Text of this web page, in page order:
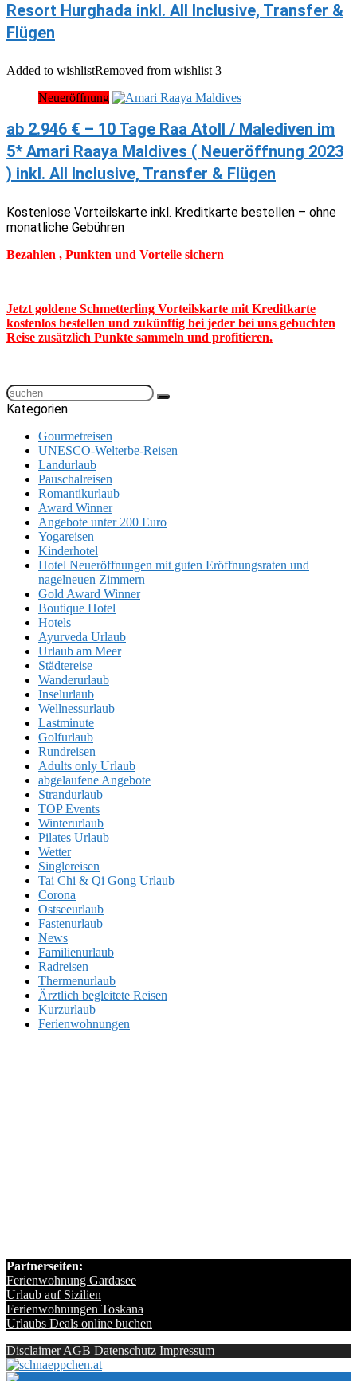
Resort Hurghada inkl. All Inclusive, Transfer &
Flügen
Added to wishlistRemoved from wishlist 3
Neueröffnung
ab 2.946 € – 10 Tage Raa Atoll / Malediven im
5* Amari Raaya Maldives ( Neueröffnung 2023
) inkl. All Inclusive, Transfer & Flügen
Kostenlose Vorteilskarte inkl. Kreditkarte bestellen – ohne
monatliche Gebühren
Bezahlen , Punkten und Vorteile sichern
Jetzt goldene Schmetterling Vorteilskarte mit Kreditkarte
kostenlos bestellen und zukünftig bei jeder bei uns gebuchten
Reise zusätzlich Punkte sammeln und profitieren.
Kategorien
Gourmetreisen
UNESCO-Welterbe-Reisen
Landurlaub
Pauschalreisen
Romantikurlaub
Award Winner
Angebote unter 200 Euro
Yogareisen
Kinderhotel
Hotel Neueröffnungen mit guten Eröffnungsraten und
nagelneuen Zimmern
Gold Award Winner
Boutique Hotel
Hotels
Ayurveda Urlaub
Urlaub am Meer
Städtereise
Wanderurlaub
Inselurlaub
Wellnessurlaub
Lastminute
Golfurlaub
Rundreisen
Adults only Urlaub
abgelaufene Angebote
Strandurlaub
TOP Events
Winterurlaub
Pilates Urlaub
Wetter
Singlereisen
Tai Chi & Qi Gong Urlaub
Corona
Ostseeurlaub
Fastenurlaub
News
Familienurlaub
Radreisen
Thermenurlaub
Ärztlich begleitete Reisen
Kurzurlaub
Ferienwohnungen
Partnerseiten:
Ferienwohnung Gardasee
Urlaub auf Sizilien
Ferienwohnungen Toskana
Urlaubs Deals online buchen
Disclaimer AGB Datenschutz Impressum